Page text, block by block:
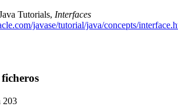
Tutorials, Interfaces
javase/tutorial/java/concepts/
203